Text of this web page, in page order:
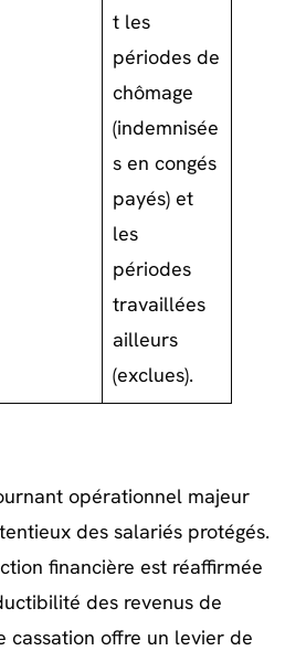
t les
périodes de
chômage
(indemnisée
s en congés
payés) et
les
périodes
travaillées
ailleurs
(exclues).
opérationnel majeur
des salariés protégés.
financière est réaffirmée
des revenus de
cassation offre un levier de